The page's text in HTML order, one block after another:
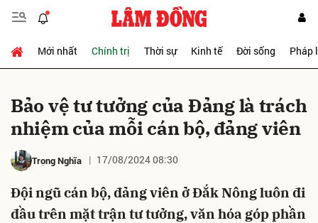
Mới nhất Chính trị Thời sự Kinh tế Đời sống Pháp
Bảo vệ tư tưởng của Đảng là trách
nhiệm của mỗi cán bộ, đảng viên
Trọng Nghĩa 17/08/2024 08:30
Đội ngũ cán bộ, đảng viên ở Đắk Nông luôn đi
đầu trên mặt trận tư tưởng, văn hóa góp phần
Gửi bình luận
Hủy Gửi